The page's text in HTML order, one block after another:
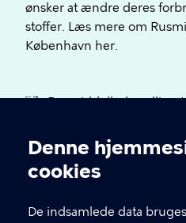
Denne
cookies
De indsamlede data
ønsker at ændre deres
stoffer. Læs mere om
København her.
Rusmiddelbehandling